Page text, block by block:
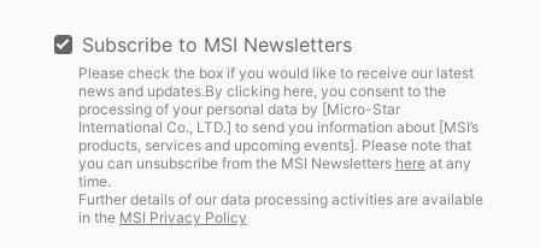
Subscribe to MSI Newsletters
Please check the box if you would like to receive our latest
news and updates.By clicking here, you consent to the
processing of your personal data by [Micro-Star
International Co., LTD.] to send you information about [MSI’s
products, services and upcoming events]. Please note that
you can unsubscribe from the MSI Newsletters hereat any
time.
Further details of our data processing activities are available
in the MSI Privacy Policy